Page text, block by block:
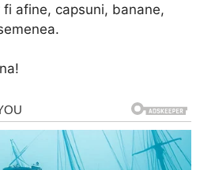
afine, capsuni, banane,